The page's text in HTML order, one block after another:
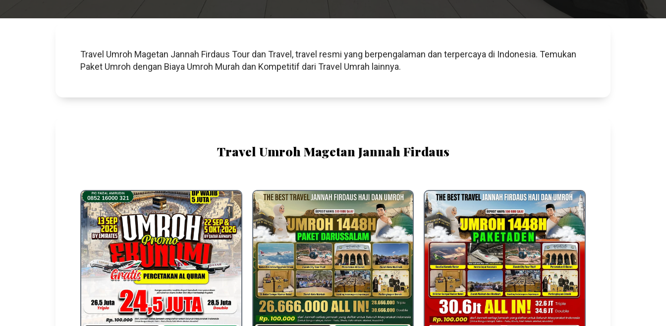
Travel Umroh Magetan Jannah Firdaus Tour dan Travel, travel resmi yang berpengalaman dan terpercaya di Indonesia. Temukan
Paket Umroh dengan Biaya Umroh Murah dan Kompetitif dari Travel Umrah lainnya.
Travel Umroh Magetan Jannah Firdaus